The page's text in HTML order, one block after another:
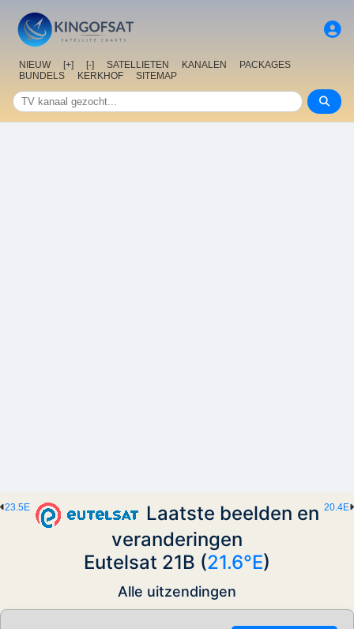
NIEUW [+] [-] SATELLIETEN KANALEN
PACKAGES
BUNDELS
KERKHOF SITEMAP
20.4E
23.5E
Laatste beelden en
veranderingen
Eutelsat 21B (21.6°E)
Alle uitzendingen